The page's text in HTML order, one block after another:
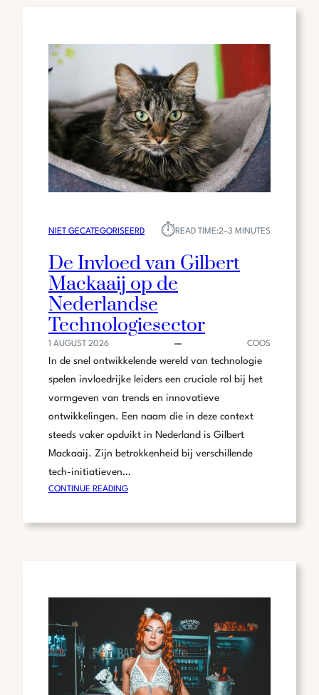
WAAROM
HET
POPULAIR
IN
DE
BEAUTYWERELD?
NIET GECATEGORISEERD ⏱︎READ TIME:2–3 MINUTES
De Invloed van Gilbert
Mackaaij op de
Nederlandse
Technologiesector
1 AUGUST 2026 COOS
In de snel ontwikkelende wereld van technologie
spelen invloedrijke leiders een cruciale rol bij het
vormgeven van trends en innovatieve
ontwikkelingen. Een naam die in deze context
steeds vaker opduikt in Nederland is Gilbert
Mackaaij. Zijn betrokkenheid bij verschillende
tech-initiatieven…
CONTINUE READING:
DE
NEDERLANDSE
TECHNOLOGIESECTOR